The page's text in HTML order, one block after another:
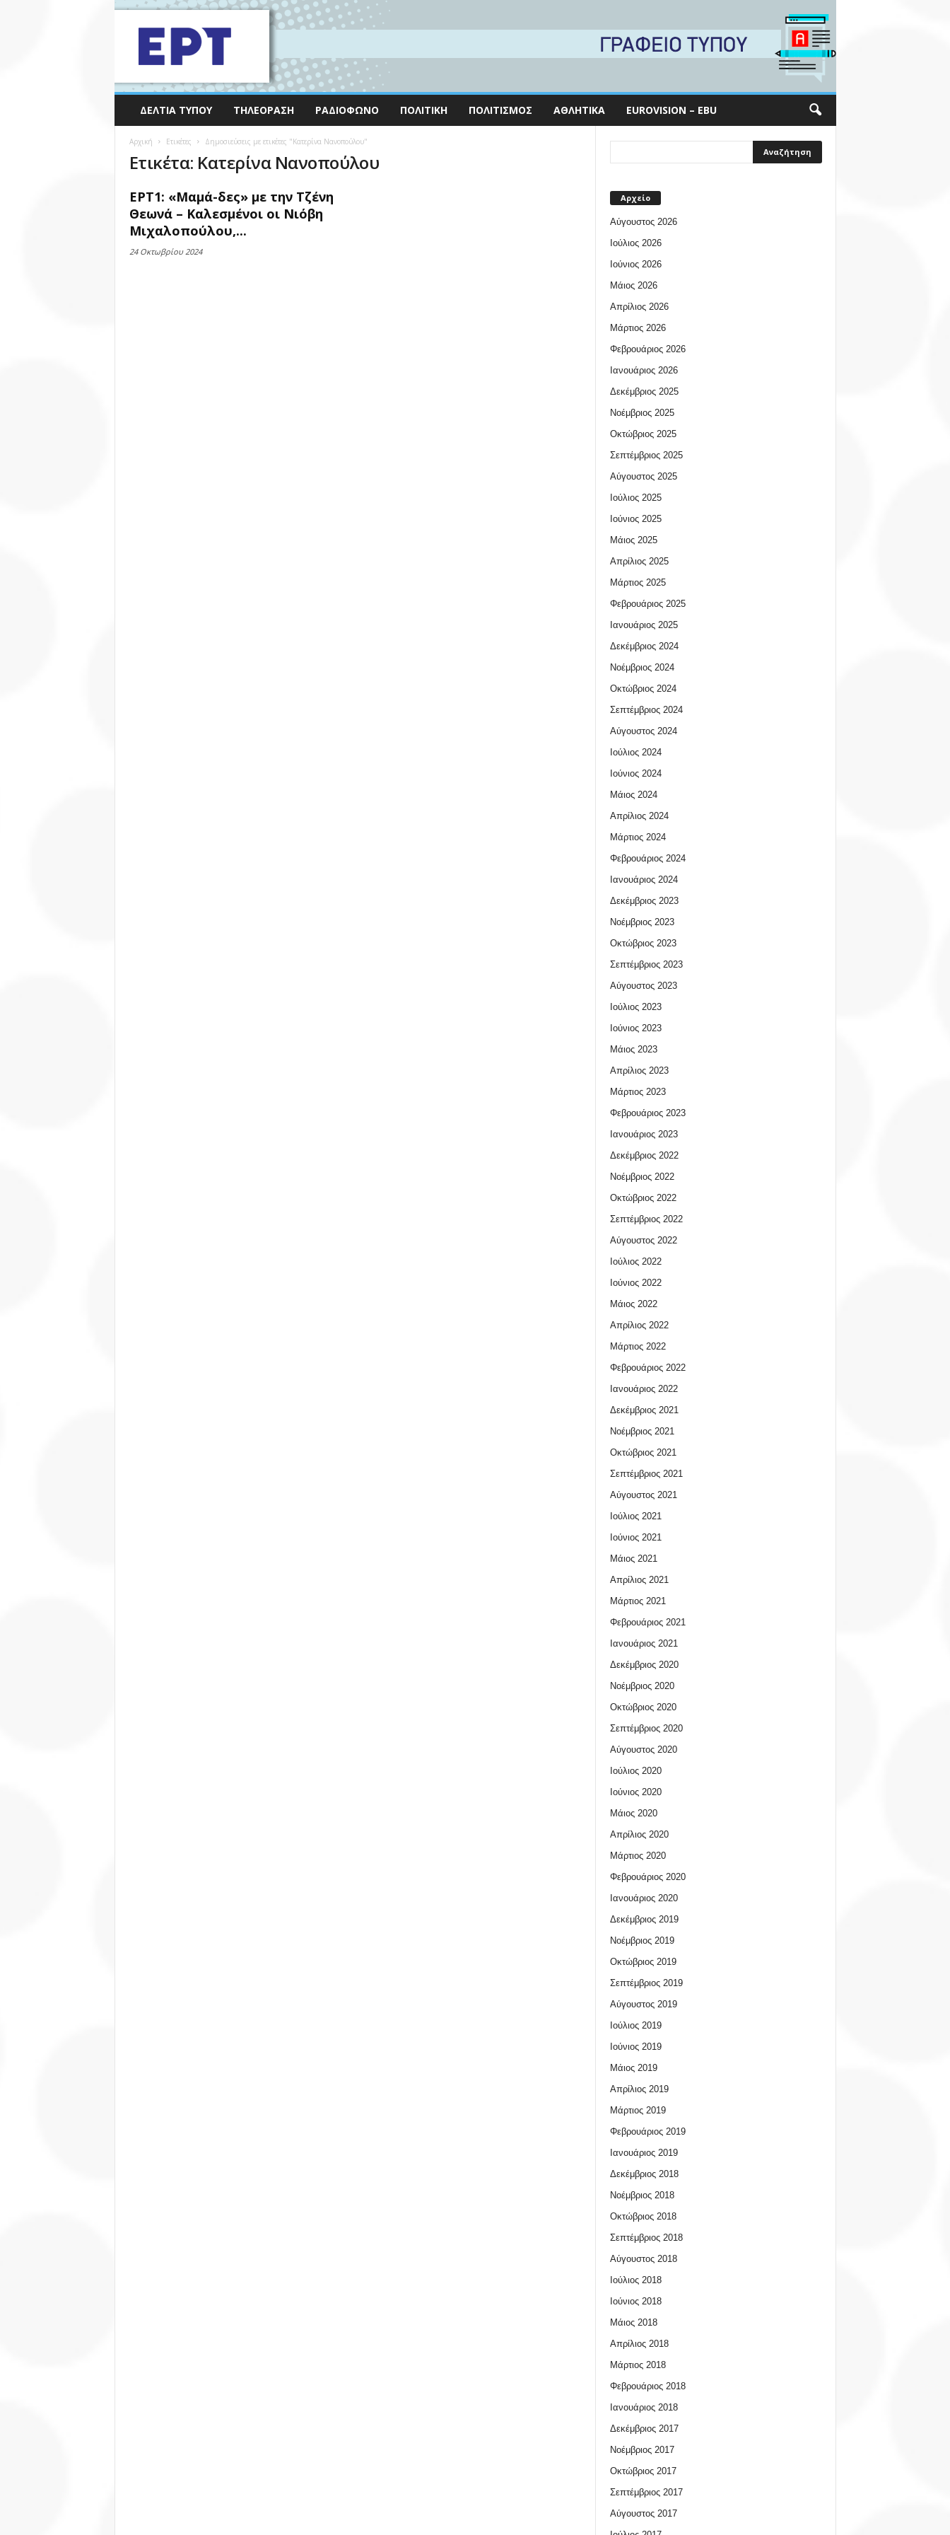
ΔΕΛΤΊΑ ΤΎΠΟΥ ΤΗΛΕΌΡΑΣΗ ΡΑΔΙΌΦΩΝΟ ΠΟΛΙΤΙΚΉ ΠΟΛΙΤΙΣΜΌΣ ΑΘΛΗΤΙΚΆ EUROVISION – EBU
Αρχική Ετικέτες Δημοσιεύσεις με ετικέτες "Κατερίνα Νανοπούλου"
Ετικέτα: Κατερίνα Νανοπούλου
ΕΡΤ1: «Μαμά-δες» με την Τζένη
Θεωνά – Καλεσμένοι οι Νιόβη
Μιχαλοπούλου,...
24 Οκτωβρίου 2024
Αρχείο
Αύγουστος 2026
Ιούλιος 2026
Ιούνιος 2026
Μάιος 2026
Απρίλιος 2026
Μάρτιος 2026
Φεβρουάριος 2026
Ιανουάριος 2026
Δεκέμβριος 2025
Νοέμβριος 2025
Οκτώβριος 2025
Σεπτέμβριος 2025
Αύγουστος 2025
Ιούλιος 2025
Ιούνιος 2025
Μάιος 2025
Απρίλιος 2025
Μάρτιος 2025
Φεβρουάριος 2025
Ιανουάριος 2025
Δεκέμβριος 2024
Νοέμβριος 2024
Οκτώβριος 2024
Σεπτέμβριος 2024
Αύγουστος 2024
Ιούλιος 2024
Ιούνιος 2024
Μάιος 2024
Απρίλιος 2024
Μάρτιος 2024
Φεβρουάριος 2024
Ιανουάριος 2024
Δεκέμβριος 2023
Νοέμβριος 2023
Οκτώβριος 2023
Σεπτέμβριος 2023
Αύγουστος 2023
Ιούλιος 2023
Ιούνιος 2023
Μάιος 2023
Απρίλιος 2023
Μάρτιος 2023
Φεβρουάριος 2023
Ιανουάριος 2023
Δεκέμβριος 2022
Νοέμβριος 2022
Οκτώβριος 2022
Σεπτέμβριος 2022
Αύγουστος 2022
Ιούλιος 2022
Ιούνιος 2022
Μάιος 2022
Απρίλιος 2022
Μάρτιος 2022
Φεβρουάριος 2022
Ιανουάριος 2022
Δεκέμβριος 2021
Νοέμβριος 2021
Οκτώβριος 2021
Σεπτέμβριος 2021
Αύγουστος 2021
Ιούλιος 2021
Ιούνιος 2021
Μάιος 2021
Απρίλιος 2021
Μάρτιος 2021
Φεβρουάριος 2021
Ιανουάριος 2021
Δεκέμβριος 2020
Νοέμβριος 2020
Οκτώβριος 2020
Σεπτέμβριος 2020
Αύγουστος 2020
Ιούλιος 2020
Ιούνιος 2020
Μάιος 2020
Απρίλιος 2020
Μάρτιος 2020
Φεβρουάριος 2020
Ιανουάριος 2020
Δεκέμβριος 2019
Νοέμβριος 2019
Οκτώβριος 2019
Σεπτέμβριος 2019
Αύγουστος 2019
Ιούλιος 2019
Ιούνιος 2019
Μάιος 2019
Απρίλιος 2019
Μάρτιος 2019
Φεβρουάριος 2019
Ιανουάριος 2019
Δεκέμβριος 2018
Νοέμβριος 2018
Οκτώβριος 2018
Σεπτέμβριος 2018
Αύγουστος 2018
Ιούλιος 2018
Ιούνιος 2018
Μάιος 2018
Απρίλιος 2018
Μάρτιος 2018
Φεβρουάριος 2018
Ιανουάριος 2018
Δεκέμβριος 2017
Νοέμβριος 2017
Οκτώβριος 2017
Σεπτέμβριος 2017
Αύγουστος 2017